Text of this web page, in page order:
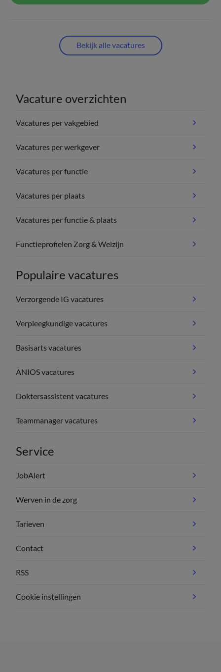
Bekijk alle vacatures
Vacature overzichten
Vacatures per vakgebied
Vacatures per werkgever
Vacatures per functie
Vacatures per plaats
Vacatures per functie & plaats
Functieprofielen Zorg & Welzijn
Populaire vacatures
Verzorgende IG vacatures
Verpleegkundige vacatures
Basisarts vacatures
ANIOS vacatures
Doktersassistent vacatures
Teammanager vacatures
Service
JobAlert
Werven in de zorg
Tarieven
Contact
RSS
Cookie instellingen